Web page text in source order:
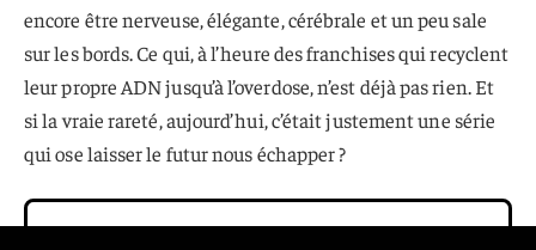
encore être nerveuse, élégante, cérébrale et un peu sale
sur les bords. Ce qui, à l’heure des franchises qui recyclent
leur propre ADN jusqu’à l’overdose, n’est déjà pas rien. Et
si la vraie rareté, aujourd’hui, c’était justement une série
qui ose laisser le futur nous échapper ?